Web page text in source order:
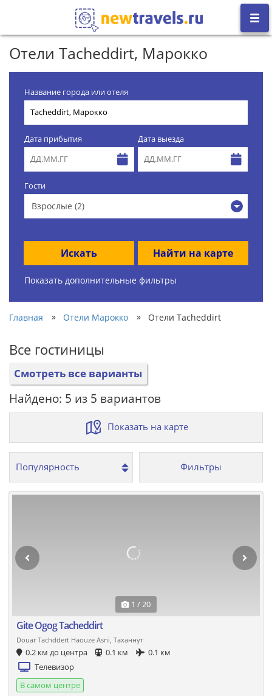
Отели Tacheddirt, Марокко
Название города или отеля
Дата прибытия Дата выезда
Гости
Взрослые (2)
Искать Найти на карте
Показать дополнительные фильтры
Главная » Отели Марокко » Отели Tacheddirt
Все гостиницы
Смотреть все варианты
Найдено: 5 из 5 вариантов
Показать на карте
Фильтры
1 / 20
Gite Ogog Tacheddirt
Douar Tachddert Haouze Asni, Таханнут
0.2 км до центра 0.1 км
0.1 км
Телевизор
В самом центре